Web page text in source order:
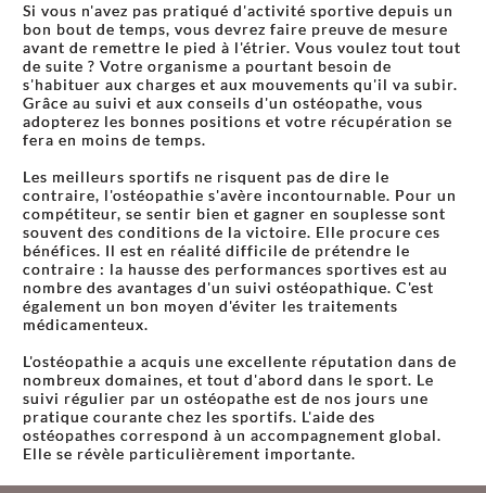
Si vous n'avez pas pratiqué d'activité sportive depuis un
bon bout de temps, vous devrez faire preuve de mesure
avant de remettre le pied à l'étrier. Vous voulez tout tout
de suite ? Votre organisme a pourtant besoin de
s'habituer aux charges et aux mouvements qu'il va subir.
Grâce au suivi et aux conseils d'un ostéopathe, vous
adopterez les bonnes positions et votre récupération se
fera en moins de temps.
Les meilleurs sportifs ne risquent pas de dire le
contraire, l'ostéopathie s'avère incontournable. Pour un
compétiteur, se sentir bien et gagner en souplesse sont
souvent des conditions de la victoire. Elle procure ces
bénéfices. Il est en réalité difficile de prétendre le
contraire : la hausse des performances sportives est au
nombre des avantages d'un suivi ostéopathique. C'est
également un bon moyen d'éviter les traitements
médicamenteux.
L'ostéopathie a acquis une excellente réputation dans de
nombreux domaines, et tout d'abord dans le sport. Le
suivi régulier par un ostéopathe est de nos jours une
pratique courante chez les sportifs. L'aide des
ostéopathes correspond à un accompagnement global.
Elle se révèle particulièrement importante.